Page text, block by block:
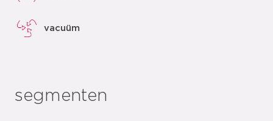
vacuüm
segmenten